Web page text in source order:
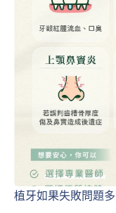
植牙如果失敗問題多